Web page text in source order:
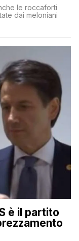
le roccaforti
dai meloniani
è il partito